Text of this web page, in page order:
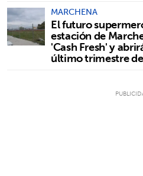
MARCHENA
El futuro
estación de
'Cash Fresh' y
último trimestre